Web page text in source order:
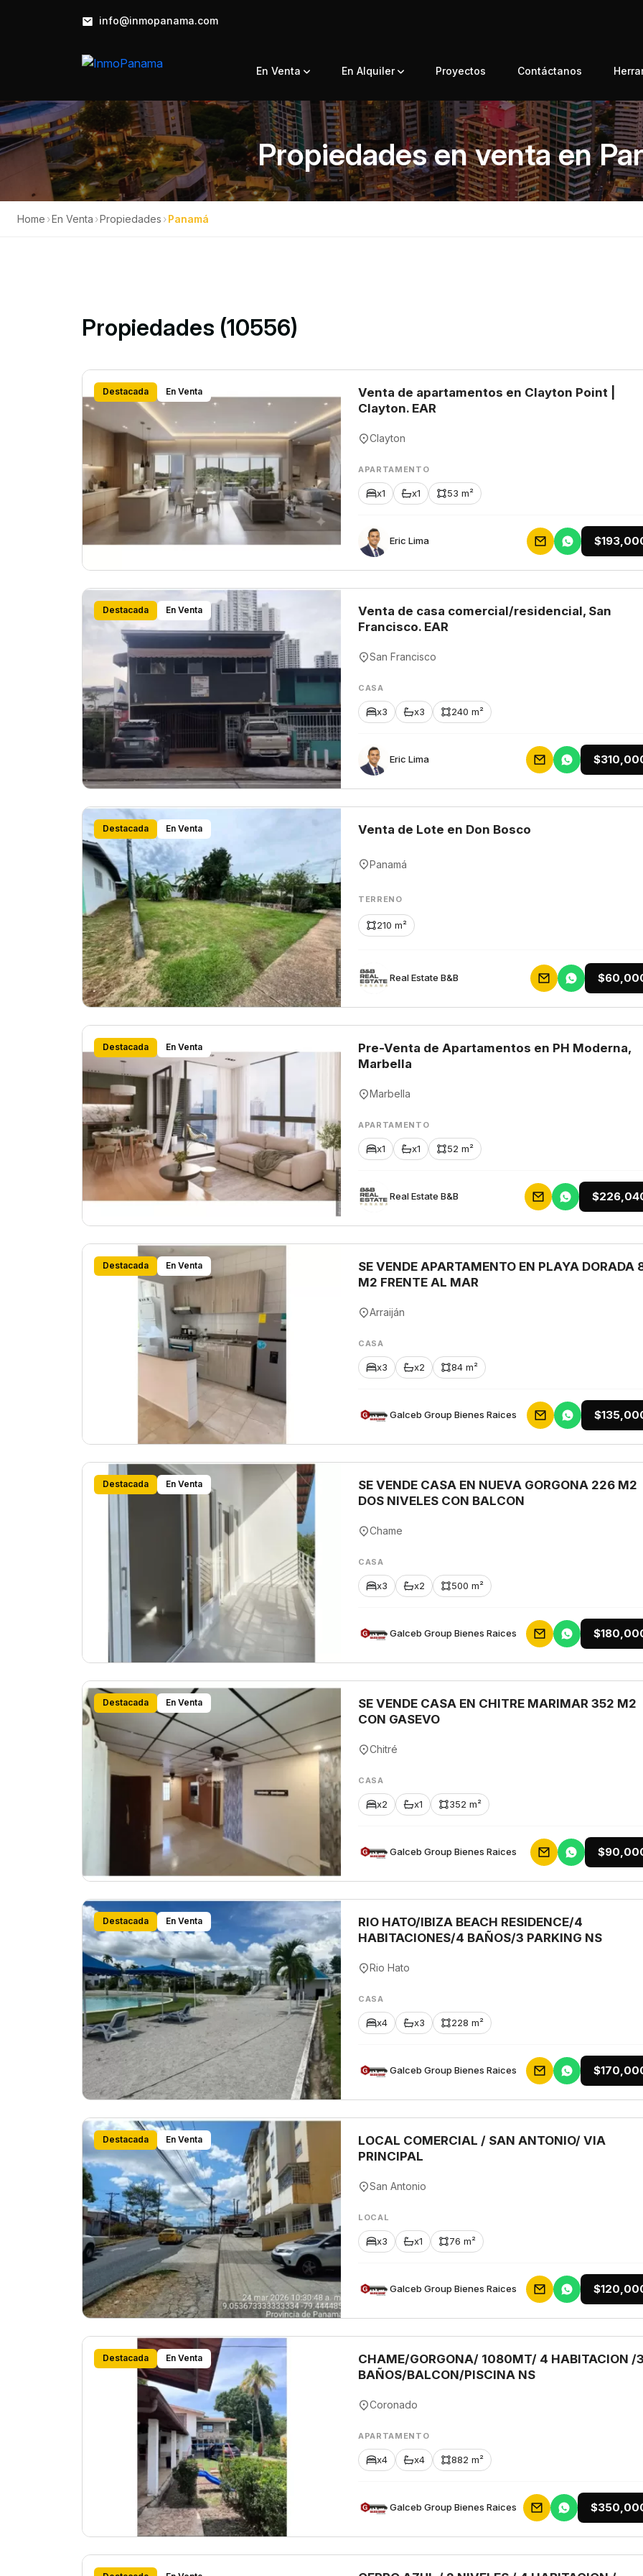
info@inmopanama.com
En Venta En Alquiler Proyectos Contáctanos
Propiedades en venta en
Home ›En Venta ›Propiedades ›Panamá
Propiedades (10556)
Destacada En Venta
Venta de apartamentos en Clayton Point |
Clayton. EAR
Clayton
APARTAMENTO
x1 x1 53 m²
Eric Lima
Destacada En Venta
Venta de casa comercial/residencial, San
Francisco. EAR
San Francisco
CASA
x3 x3 240 m²
Eric Lima
Destacada En Venta Venta de Lote en Don Bosco
Panamá
TERRENO
210 m²
Rеаl Еstаtе В&В
Destacada En Venta
Pre-Venta de Apartamentos en PH Moderna,
Marbella
Marbella
APARTAMENTO
x1 x1 52 m²
Rеаl Еstаtе В&В
Destacada En Venta
SE VENDE APARTAMENTO EN PLAYA DORADA
M2 FRENTE AL MAR
Arraiján
CASA
x3 x2 84 m²
Galceb Group Bienes Raices
Destacada En Venta
SE VENDE CASA EN NUEVA GORGONA 226 M2
DOS NIVELES CON BALCON
Chame
CASA
x3 x2 500 m²
Galceb Group Bienes Raices
Destacada En Venta
SE VENDE CASA EN CHITRE MARIMAR 352 M2
CON GASEVO
Chitré
CASA
x2 x1 352 m²
Galceb Group Bienes Raices
Destacada En Venta
RIO HATO/IBIZA BEACH RESIDENCE/4
HABITACIONES/4 BAÑOS/3 PARKING NS
Rio Hato
CASA
x4 x3 228 m²
Galceb Group Bienes Raices
Destacada En Venta
LOCAL COMERCIAL / SAN ANTONIO/ VIA
PRINCIPAL
San Antonio
LOCAL
x3 x1 76 m²
Galceb Group Bienes Raices
Destacada En Venta
CHAME/GORGONA/ 1080MT/ 4 HABITACION /
BAÑOS/BALCON/PISCINA NS
Coronado
APARTAMENTO
x4 x4 882 m²
Galceb Group Bienes Raices